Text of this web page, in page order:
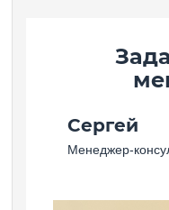
Сергей
Менеджер-